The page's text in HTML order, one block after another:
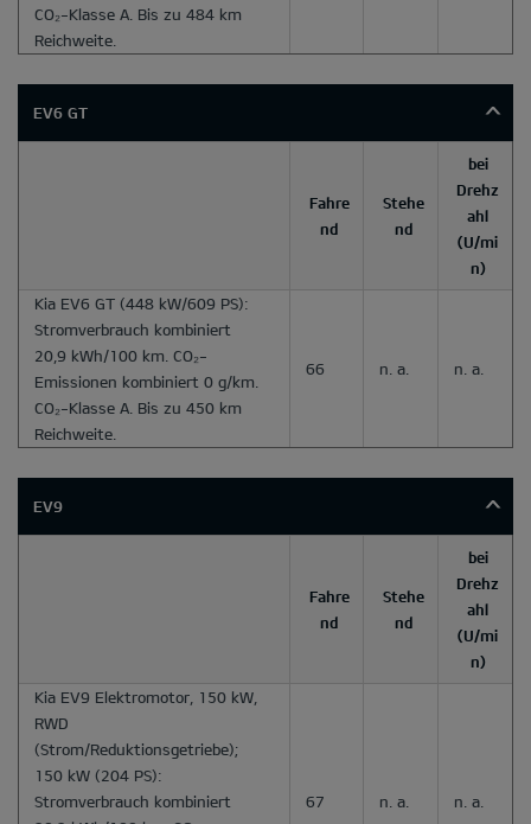
CO₂-Klasse A. Bis zu 484 km
Reichweite.
EV6 GT
Fahre
nd
Stehe
nd
bei
Drehz
ahl
(U/mi
n)
Kia EV6 GT (448 kW/609 PS):
Stromverbrauch kombiniert
20,9 kWh/100 km. CO₂-
Emissionen kombiniert 0 g/km.
CO₂-Klasse A. Bis zu 450 km
Reichweite.
66 n. a. n. a.
EV9
Fahre
nd
Stehe
nd
bei
Drehz
ahl
(U/mi
n)
Kia EV9 Elektromotor, 150 kW,
RWD
(Strom/Reduktionsgetriebe);
150 kW (204 PS):
Stromverbrauch kombiniert
67 n. a. n. a.